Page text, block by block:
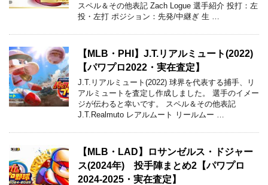
スペル＆その他表記 Zach Logue 選手紹介 投打：左
投・左打 ポジション：先発/中継ぎ 生 …
【MLB・PHI】J.T.リアルミュート(2022)
【パワプロ2022・実在査定】
J.T.リアルミュート(2022) 球界を代表する捕手、リ
アルミュートを査定し作成しました。 選手のイメー
ジが伝わると幸いです。 スペル＆その他表記
J.T.Realmuto レアルムート リールムー …
【MLB・LAD】ロサンゼルス・ドジャー
ス(2024年) 投手陣まとめ2【パワプロ
2024-2025・実在査定】